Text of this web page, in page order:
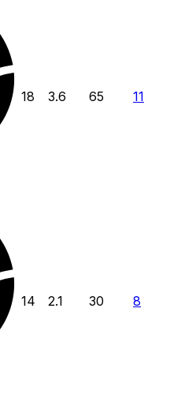
18 3.6 65 11
14 2.1 30 8